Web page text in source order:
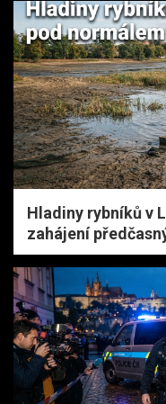
Hladiny rybníků v
zahájení